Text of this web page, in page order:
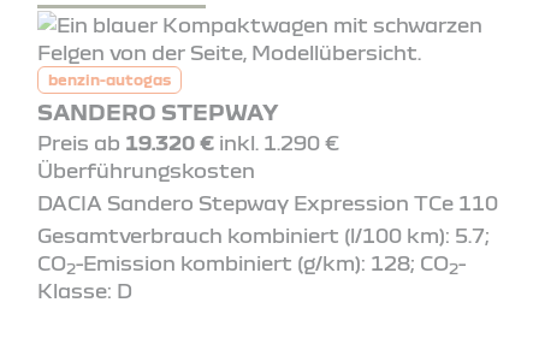
benzin-autogas
SANDERO STEPWAY
Preis ab 19.320 € inkl. 1.290 €
Überführungskosten
DACIA Sandero Stepway Expression TCe 110
Gesamtverbrauch kombiniert (l/100 km): 5.7;
CO2-Emission kombiniert (g/km): 128; CO2-
Klasse: D